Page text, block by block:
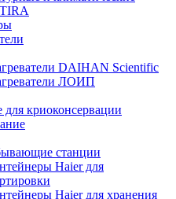
DAIHAN Scientific
ЛОИП
криоконсервации
станции
Haier для
Haier для хранения